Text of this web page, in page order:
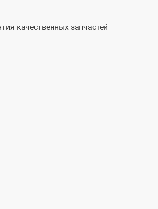
качественных запчастей